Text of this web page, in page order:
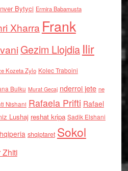
Bytyci Ermira Babamusta
Xharra Frank
Gezim Llojdia Ilir
Kozeta Zylo Kolec Traboini
Bulku Murat Gecaj nderroi jete ne
Nishani Rafaela Prifti Rafael
Lushaj reshat kripa Sadik Elshani
shqiptaret Sokol
Zhiti